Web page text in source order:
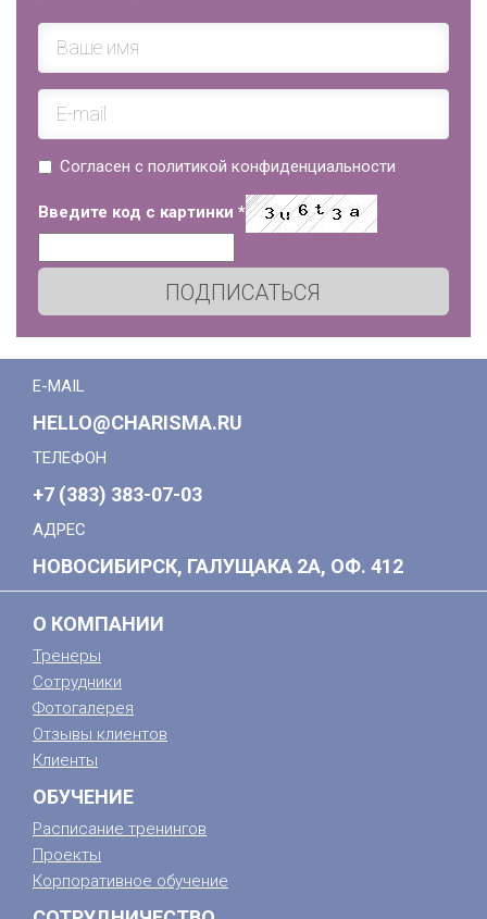
Согласен с политикой конфиденциальности
Введите код с картинки *
ПОДПИСАТЬСЯ
E-MAIL
HELLO@CHARISMA.RU
ТЕЛЕФОН
+7 (383) 383-07-03
АДРЕС
НОВОСИБИРСК, ГАЛУЩАКА 2А, ОФ. 412
О КОМПАНИИ
Тренеры
Сотрудники
Фотогалерея
Отзывы клиентов
Клиенты
ОБУЧЕНИЕ
Расписание тренингов
Проекты
Корпоративное обучение